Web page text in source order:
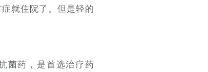
就住院了。但是轻的
菌药，是首选治疗药